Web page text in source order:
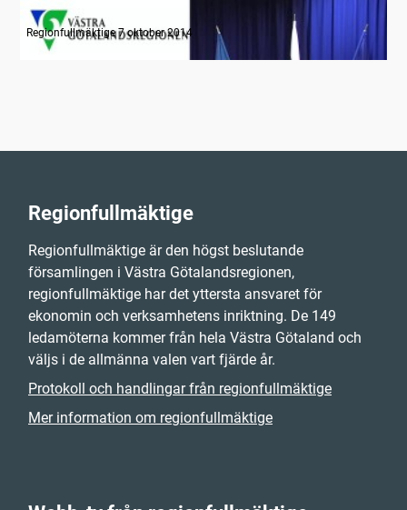
Radion informerar
Regionfullmäktige 7 oktober 2014
Regionfullmäktige
Regionfullmäktige är den högst beslutande
församlingen i Västra Götalandsregionen,
regionfullmäktige har det yttersta ansvaret för
ekonomin och verksamhetens inriktning. De 149
ledamöterna kommer från hela Västra Götaland och
väljs i de allmänna valen vart fjärde år.
Protokoll och handlingar från regionfullmäktige
Mer information om regionfullmäktige